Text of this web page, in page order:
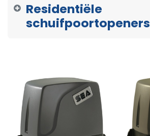
Residentiële
schuifpoortopeners